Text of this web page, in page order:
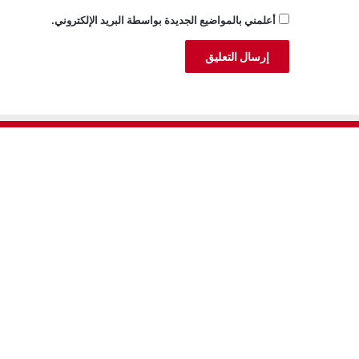
أعلمني بالمواضيع الجديدة بواسطة البريد الإلكتروني.